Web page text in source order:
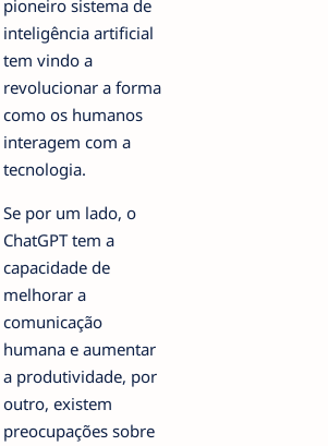
pioneiro sistema de
inteligência artificial
tem vindo a
revolucionar a forma
como os humanos
interagem com a
tecnologia.
Se por um lado, o
ChatGPT tem a
capacidade de
melhorar a
comunicação
humana e aumentar
a produtividade, por
outro, existem
preocupações sobre